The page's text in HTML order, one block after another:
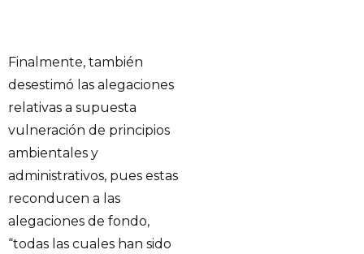
Finalmente, también
desestimó las alegaciones
relativas a supuesta
vulneración de principios
ambientales y
administrativos, pues estas
reconducen a las
alegaciones de fondo,
“todas las cuales han sido